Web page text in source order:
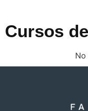
Cursos